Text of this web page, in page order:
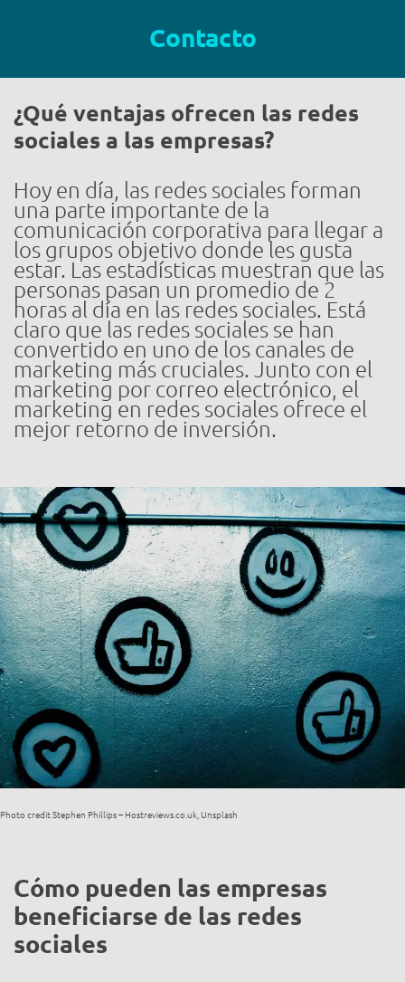
¿Qué ventajas ofrecen las redes
sociales a las empresas?
Hoy en día, las redes sociales forman
una parte importante de la
comunicación corporativa para llegar a
los grupos objetivo donde les gusta
estar. Las estadísticas muestran que las
personas pasan un promedio de 2
horas al día en las redes sociales. Está
claro que las redes sociales se han
convertido en uno de los canales de
marketing más cruciales. Junto con el
marketing por correo electrónico, el
marketing en redes sociales ofrece el
mejor retorno de inversión.
Contacto
Photo credit Stephen Phillips – Hostreviews.co.uk, Unsplash
Cómo pueden las empresas
beneficiarse de las redes
sociales